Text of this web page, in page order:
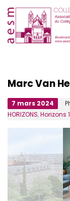
Marc Van
7 mars 2024
HORIZONS,Horizons